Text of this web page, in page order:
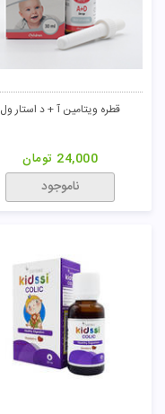
قطره ویتامین آ + د استار ول
24,000 تومان
ناموجود